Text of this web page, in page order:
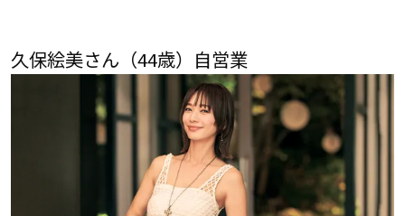
久保絵美さん（44歳）自営業